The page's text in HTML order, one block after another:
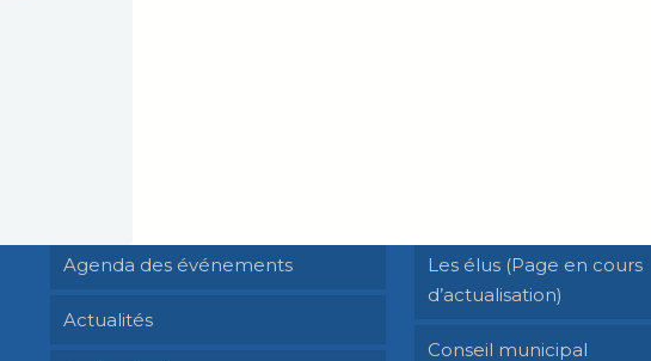
Agenda des événements
Actualités
Les élus (Page en cours
d’actualisation)
Conseil municipal